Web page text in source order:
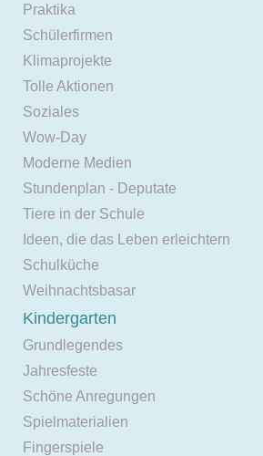
Praktika
Schülerfirmen
Klimaprojekte
Tolle Aktionen
Soziales
Wow-Day
Moderne Medien
Stundenplan - Deputate
Tiere in der Schule
Ideen, die das Leben erleichtern
Schulküche
Weihnachtsbasar
Kindergarten
Grundlegendes
Jahresfeste
Schöne Anregungen
Spielmaterialien
Fingerspiele